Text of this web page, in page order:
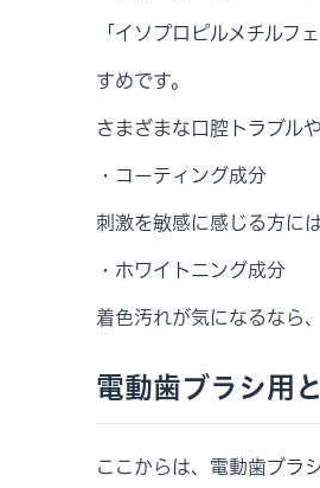
「イソプロピルメチル
すめです。
さまざまな口腔トラブル
・コーティング成分
刺激を敏感に感じる方に
・ホワイトニング成分
着色汚れが気になるなら
電動歯ブラシ用
ここからは、電動歯ブラ